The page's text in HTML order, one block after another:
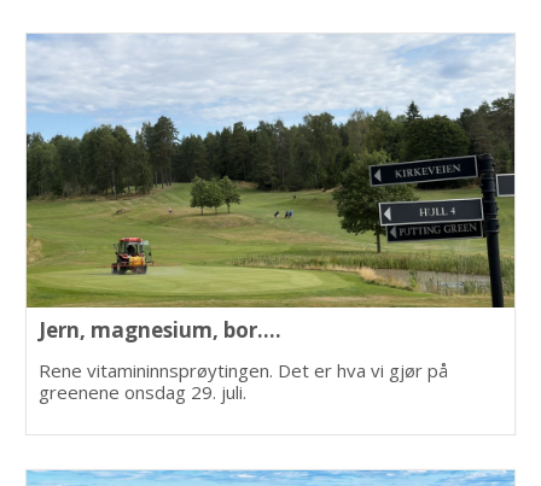
Jern, magnesium, bor....
Rene vitamininnsprøytingen. Det er hva vi gjør på
greenene onsdag 29. juli.